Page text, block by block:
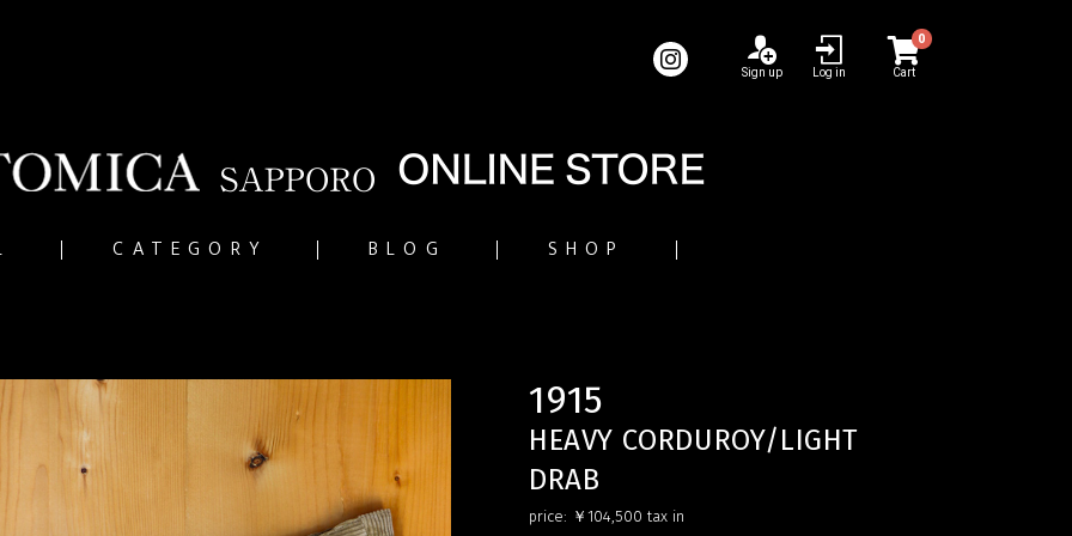
Sign up Log in
0
Cart
CATEGORY BLOG SHOP
1915
HEAVY CORDUROY/LIGHT
DRAB
price: ￥104,500 tax in